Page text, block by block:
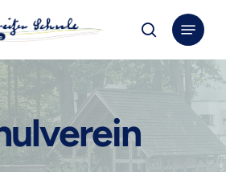
search
Menu
Close
Menu